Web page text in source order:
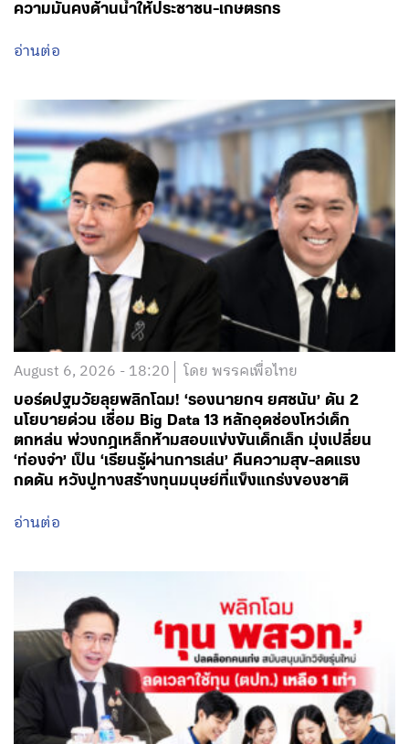
ความมั่นคงด้านน้ำให้ประชาชน-เกษตรกร
อ่านต่อ
August 6, 2026 - 18:20 โดย พรรคเพื่อไทย
บอร์ดปฐมวัยลุยพลิกโฉม! ‘รองนายกฯ ยศชนัน’ ดัน 2
นโยบายด่วน เชื่อม Big Data 13 หลักอุดช่องโหว่เด็ก
ตกหล่น พ่วงกฎเหล็กห้ามสอบแข่งขันเด็กเล็ก มุ่งเปลี่ยน
‘ท่องจำ’ เป็น ‘เรียนรู้ผ่านการเล่น’ คืนความสุข-ลดแรง
กดดัน หวังปูทางสร้างทุนมนุษย์ที่แข็งแกร่งของชาติ
อ่านต่อ